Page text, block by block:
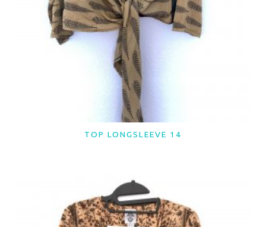
LER MAIS
TOP LONGSLEEVE 14